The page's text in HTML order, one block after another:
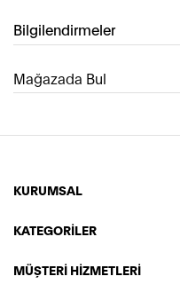
Bilgilendirmeler
Mağazada Bul
KURUMSAL
KATEGORİLER
MÜŞTERİ HİZMETLERİ